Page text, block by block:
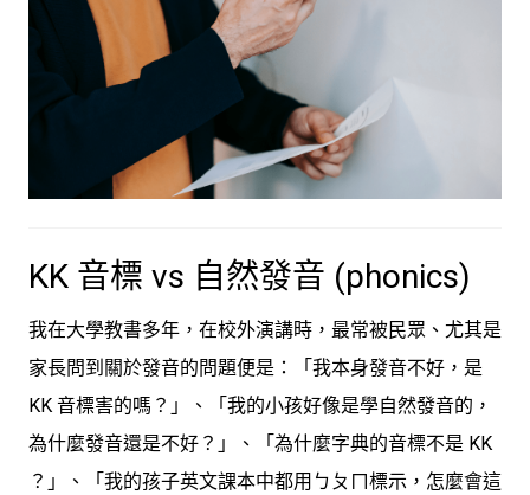
KK 音標 vs 自然發音 (phonics)
我在大學教書多年，在校外演講時，最常被民眾、尤其是
家長問到關於發音的問題便是：「我本身發音不好，是
KK 音標害的嗎？」、「我的小孩好像是學自然發音的，
為什麼發音還是不好？」、「為什麼字典的音標不是 KK
？」、「我的孩子英文課本中都用ㄅㄆㄇ標示，怎麼會這